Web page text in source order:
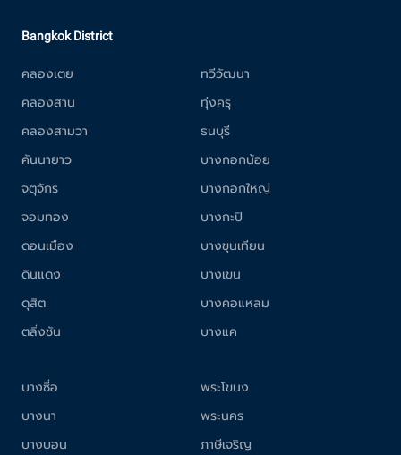
Bangkok District
คลองเตย
คลองสาน
คลองสามวา
คันนายาว
จตุจักร
จอมทอง
ดอนเมือง
ดินแดง
ดุสิต
ตลิ่งชัน
ทวีวัฒนา
ทุ่งครุ
ธนบุรี
บางกอกน้อย
บางกอกใหญ่
บางกะปิ
บางขุนเทียน
บางเขน
บางคอแหลม
บางแค
บางซื่อ
บางนา
บางบอน
พระโขนง
พระนคร
ภาษีเจริญ